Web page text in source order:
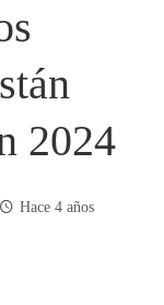
2024
Hace 4 años